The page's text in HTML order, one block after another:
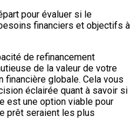
pour évaluer si le
financiers et objectifs à
de refinancement
de la valeur de votre
globale. Cela vous
éclairée quant à savoir si
est une option viable pour
prêt seraient les plus